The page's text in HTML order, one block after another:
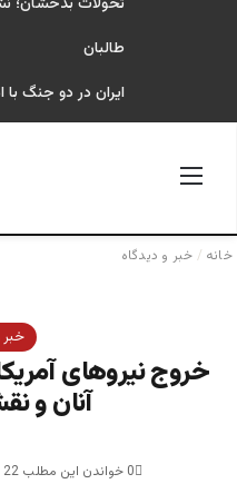
طالبان
ایران در دو جنگ با
خانه / خبر و دیدگاه
خبر
خروج نیروهای
آنان و
0 خواندن این مطلب 22 دقیقه زمان میبرد